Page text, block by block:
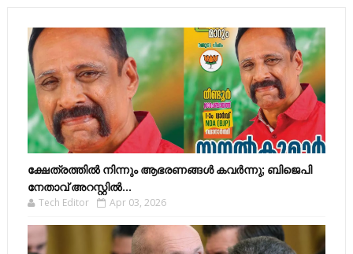
ക്ഷേത്രത്തിൽ നിന്നും ആഭരണങ്ങൾ കവർന്നു; ബിജെപി
നേതാവ് അറസ്റ്റിൽ...
Tech Editor Apr 03, 2026